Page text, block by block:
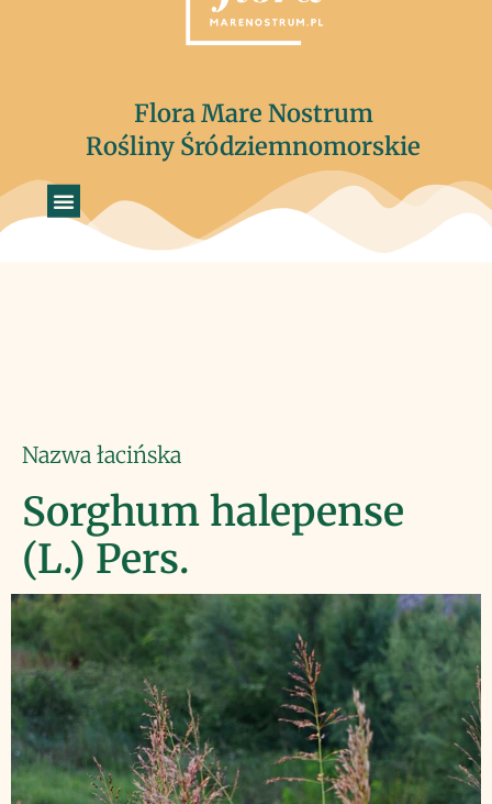
Flora Mare Nostrum
Rośliny Śródziemnomorskie
Nazwa łacińska
Sorghum halepense
(L.) Pers.